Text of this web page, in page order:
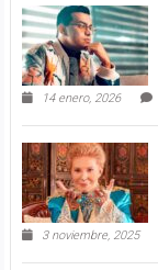
14 enero, 2026
3 noviembre, 2025